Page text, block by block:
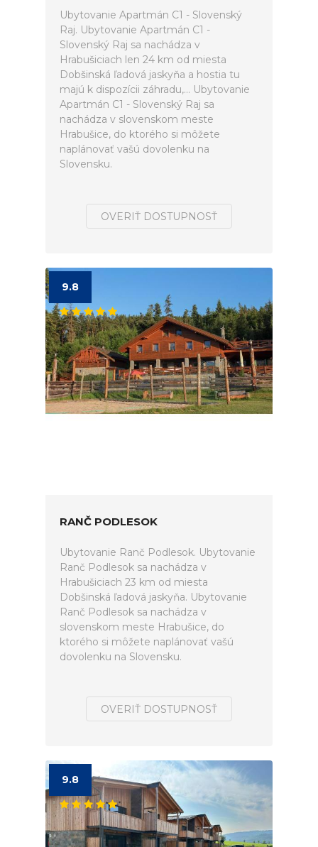
Ubytovanie Apartmán C1 - Slovenský
Raj. Ubytovanie Apartmán C1 -
Slovenský Raj sa nachádza v
Hrabušiciach len 24 km od miesta
Dobšinská ľadová jaskyňa a hostia tu
majú k dispozícii záhradu,... Ubytovanie
Apartmán C1 - Slovenský Raj sa
nachádza v slovenskom meste
Hrabušice, do ktorého si môžete
naplánovať vašú dovolenku na
Slovensku.
OVERIŤ DOSTUPNOSŤ
9.8
RANČ PODLESOK
Ubytovanie Ranč Podlesok. Ubytovanie
Ranč Podlesok sa nachádza v
Hrabušiciach 23 km od miesta
Dobšinská ľadová jaskyňa. Ubytovanie
Ranč Podlesok sa nachádza v
slovenskom meste Hrabušice, do
ktorého si môžete naplánovať vašú
dovolenku na Slovensku.
OVERIŤ DOSTUPNOSŤ
9.8